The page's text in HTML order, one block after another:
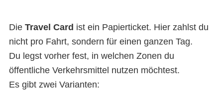
Die Travel Card ist ein Papierticket. Hier zahlst du
nicht pro Fahrt, sondern für einen ganzen Tag.
Du legst vorher fest, in welchen Zonen du
öffentliche Verkehrsmittel nutzen möchtest.
Es gibt zwei Varianten: